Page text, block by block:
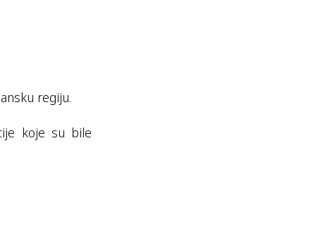
regiju.
koje su bile